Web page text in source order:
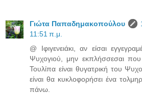
Γιώτα Παπαδημακοπούλου
11:51 π.μ.
@ Ιφιγενειάκι, αν είσαι
Ψυχογιού, μην εκπλήσσεσαι
Τουλίπα είναι θυγατρική του
είναι θα κυκλοφορήσει ένα
πάνω.